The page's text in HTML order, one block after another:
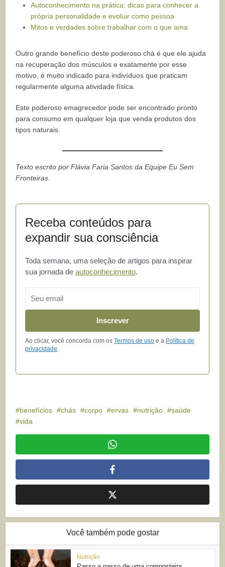
Autoconhecimento na prática: dicas para conhecer a
própria personalidade e evoluir como pessoa
Mitos e verdades sobre trabalhar com o que ama
Outro grande benefício deste poderoso chá é que ele ajuda
na recuperação dos músculos e exatamente por esse
motivo, é muito indicado para indivíduos que praticam
regularmente alguma atividade física.
Este poderoso emagrecedor pode ser encontrado pronto
para consumo em qualquer loja que venda produtos dos
tipos naturais.
Texto escrito por Flávia Faria Santos da Equipe Eu Sem
Fronteiras.
Receba conteúdos para
expandir sua consciência
Toda semana, uma seleção de artigos para inspirar
sua jornada deautoconhecimento.
Inscrever
Ao clicar, você concorda com osTermos de uso e a Política de
privacidade
benefícios chás corpo ervas nutrição
saúde
vida
Você também pode gostar
Nutrição